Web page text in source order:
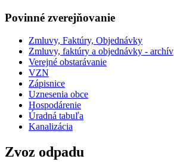
Povinné zverejňovanie
Zmluvy, Faktúry, Objednávky
Zmluvy, faktúry a objednávky - archív
Verejné obstarávanie
VZN
Zápisnice
Uznesenia obce
Hospodárenie
Úradná tabuľa
Kanalizácia
Zvoz odpadu